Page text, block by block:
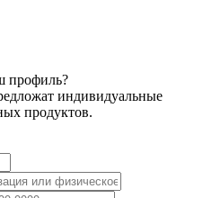
профиль?
индивидуальные
продуктов.